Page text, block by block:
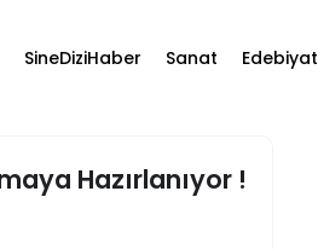
SineDiziHaber Sanat Edebiyat
Hazırlanıyor !